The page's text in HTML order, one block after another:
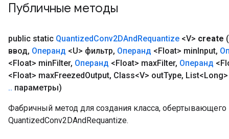
Публичные методы
public static QuantizedConv2DAndRequantize <V> create
ввод, Операнд <U> фильтр, Операнд <Float> minInput,
<Float> minFilter, Операнд <Float> maxFilter, Операнд
<Float> maxFreezedOutput, Class<V> outType,
.. параметры)
Фабричный метод для создания класса,
QuantizedConv2DAndRequantize.